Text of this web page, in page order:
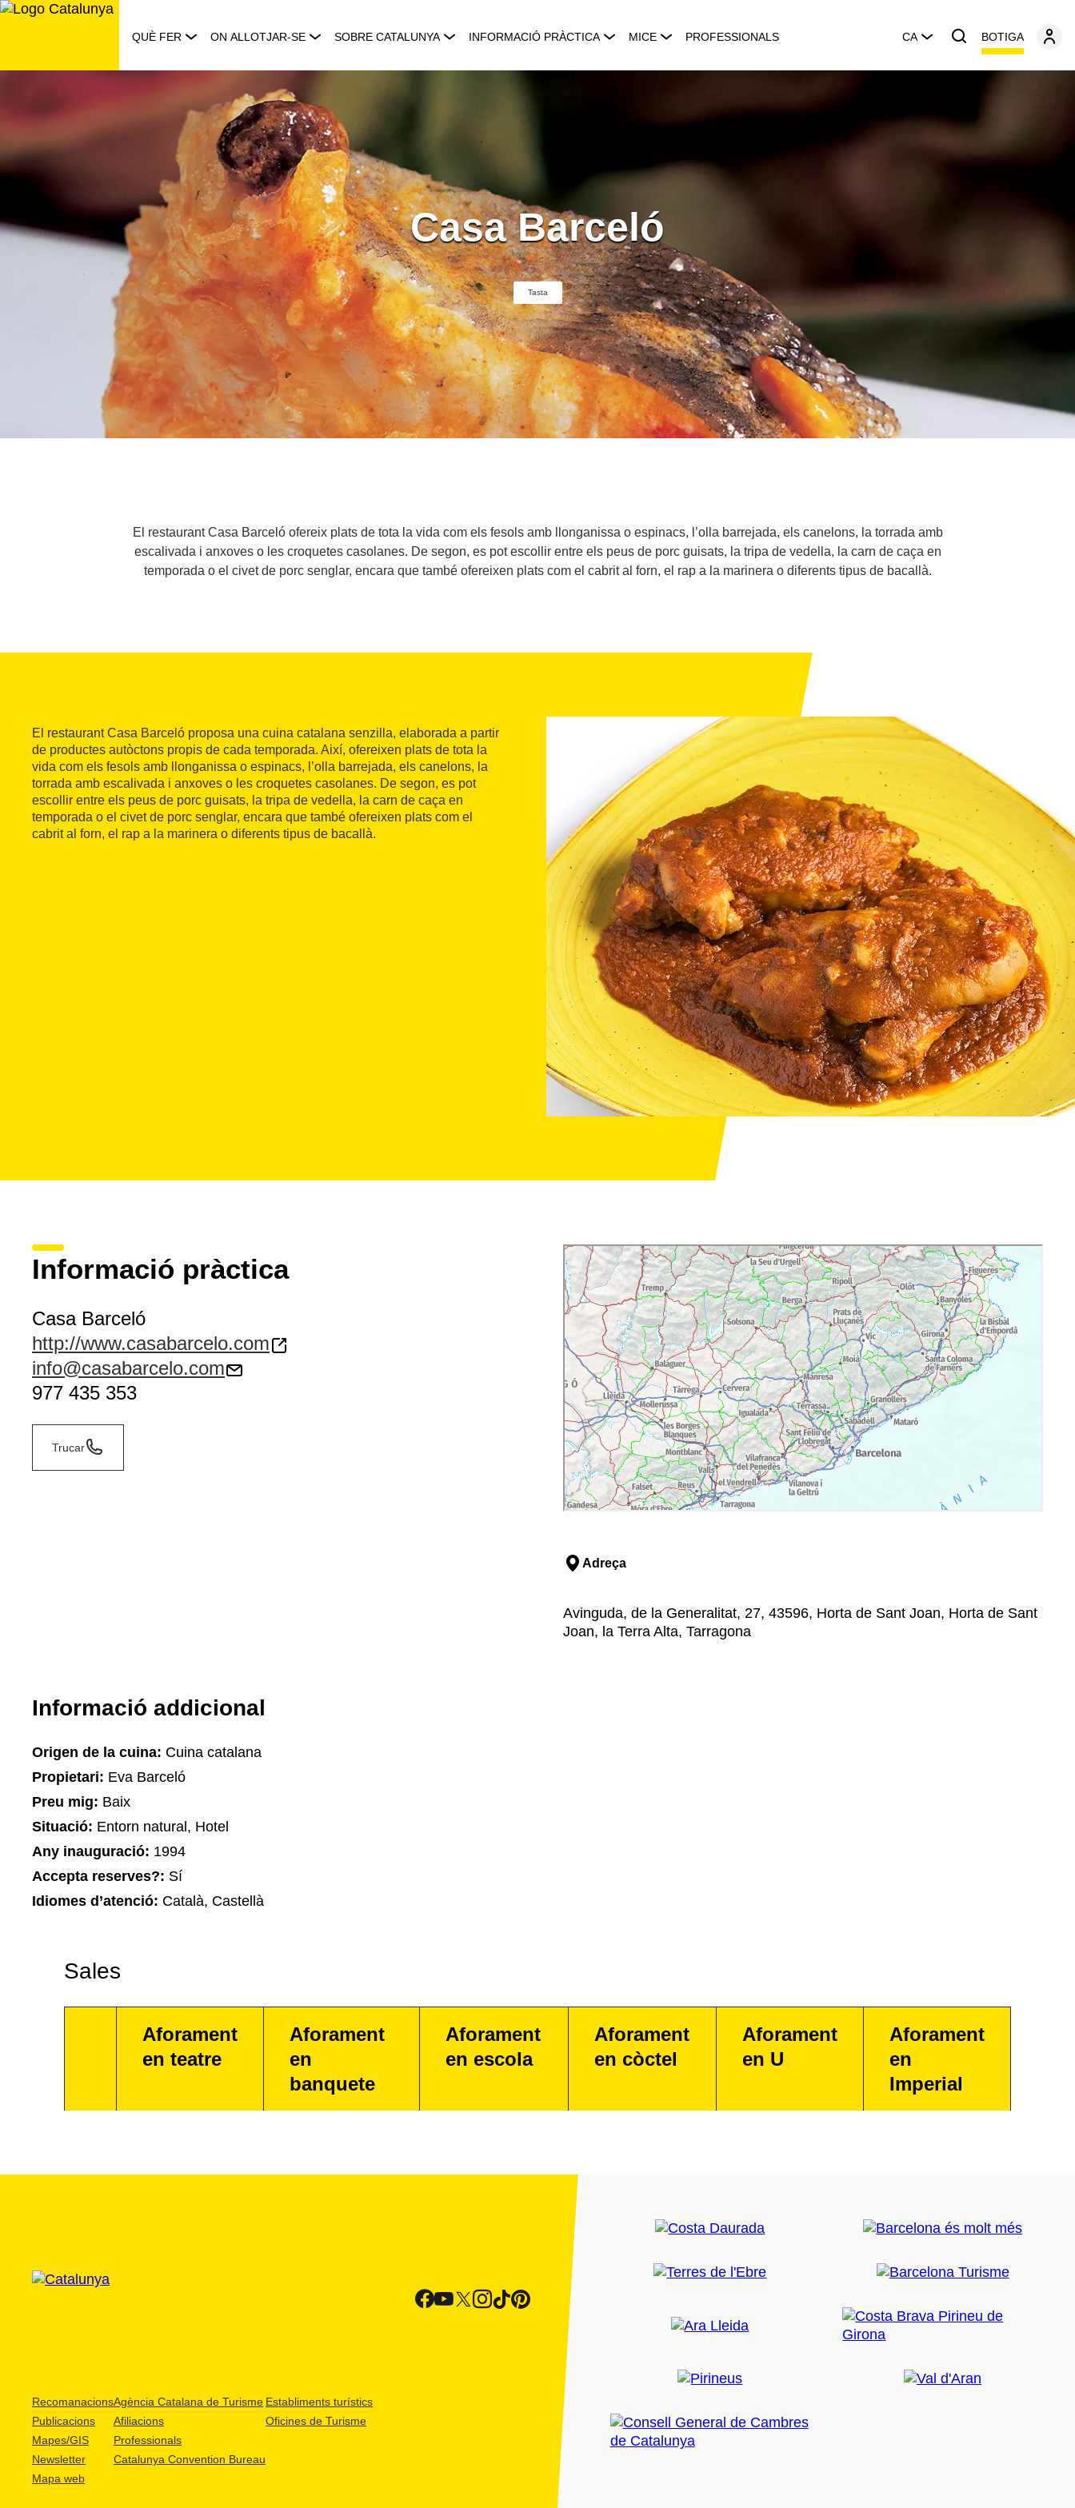
Saltar
QUÈ FER ON ALLOTJAR-SE SOBRE CATALUNYA INFORMACIÓ PRÀCTICA MICE PROFESSIONALS CA BOTIGA
Casa Barceló
Tasta
El restaurant Casa Barceló ofereix plats de tota la vida com els fesols amb llonganissa o espinacs, l’olla barrejada, els canelons, la torrada amb
escalivada i anxoves o les croquetes casolanes. De segon, es pot escollir entre els peus de porc guisats, la tripa de vedella, la carn de caça en
temporada o el civet de porc senglar, encara que també ofereixen plats com el cabrit al forn, el rap a la marinera o diferents tipus de bacallà.
El restaurant Casa Barceló proposa una cuina catalana senzilla, elaborada a partir
de productes autòctons propis de cada temporada. Així, ofereixen plats de tota la
vida com els fesols amb llonganissa o espinacs, l’olla barrejada, els canelons, la
torrada amb escalivada i anxoves o les croquetes casolanes. De segon, es pot
escollir entre els peus de porc guisats, la tripa de vedella, la carn de caça en
temporada o el civet de porc senglar, encara que també ofereixen plats com el
cabrit al forn, el rap a la marinera o diferents tipus de bacallà.
Informació pràctica
Casa Barceló
http://www.casabarcelo.com
info@casabarcelo.com
977 435 353
Trucar
Adreça
Avinguda, de la Generalitat, 27, 43596, Horta de Sant Joan, Horta de Sant
Joan, la Terra Alta, Tarragona
Informació addicional
Origen de la cuina: Cuina catalana
Propietari: Eva Barceló
Preu mig: Baix
Situació: Entorn natural, Hotel
Any inauguració: 1994
Accepta reserves?: Sí
Idiomes d’atenció: Català, Castellà
Sales
Aforament
en teatre
Aforament
en
banquete
Aforament
en escola
Aforament
en còctel
Aforament
en U
Aforament
en
Imperial
Recomanacions
Publicacions
Mapes/GIS
Newsletter
Mapa web
Agència Catalana de Turisme
Afiliacions
Professionals
Catalunya Convention Bureau
Establiments turístics
Oficines de Turisme